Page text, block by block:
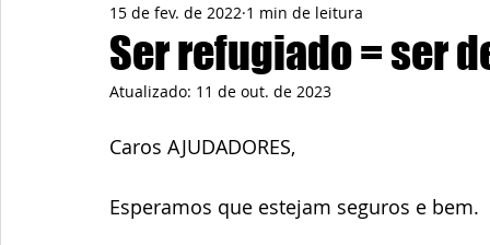
Ajudadores Faysa Daoud
Ser refugiado = ser
15 de fev. de 2022 1 min de leitura
Atualizado: 11 de out. de 2023
Caros AJUDADORES,
Esperamos que estejam seguros e bem.